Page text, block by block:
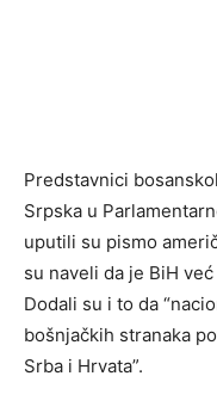
Predstavnici
Srpska u
uputili su pismo
su naveli da je BiH
Dodali su i to da
bošnjačkih stranaka
Srba i Hrvata”.